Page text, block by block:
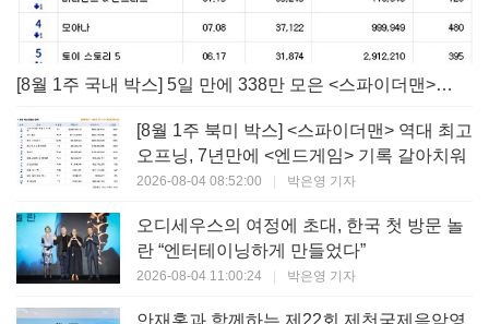
[8월 1주 국내 박스] 5일 만에 338만 모은 <스파이더맨> 극장가 235% 대반등, <호프>는 400만 돌파
[8월 1주 북미 박스] <스파이더맨> 역대 최고
오프닝, 7년만에 <엔드게임> 기록 갈아치워
2026-08-04 08:52:00 | 박은영 기자
오디세우스의 여정에 초대, 한국 첫 방문 놀
란 “엔터테이닝하게 만들었다”
2026-08-04 11:00:24 | 박은영 기자
안재홍과 함께하는 제22회 제천국제음악영